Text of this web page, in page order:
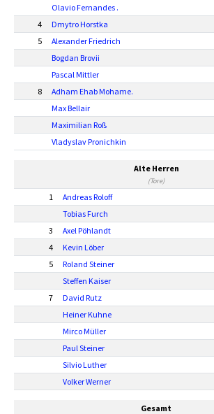
Olavio Fernandes .
4
Dmytro Horstka
5
Alexander Friedrich
Bogdan Brovii
Pascal Mittler
8
Adham Ehab Mohame.
Max Bellair
Maximilian Roß
Vladyslav Pronichkin
Alte Herren
(Tore)
1 Andreas Roloff
Tobias Furch
3
Axel Pöhlandt
4
Kevin Löber
5
Roland Steiner
Steffen Kaiser
7
David Rutz
Heiner Kuhne
Mirco Müller
Paul Steiner
Silvio Luther
Volker Werner
Gesamt